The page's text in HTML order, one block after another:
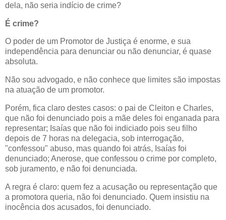
dela, não seria indício de crime?
É crime?
O poder de um Promotor de Justiça é enorme, e sua
independência para denunciar ou não denunciar, é quase
absoluta.
Não sou advogado, e não conhece que limites são impostas
na atuação de um promotor.
Porém, fica claro destes casos: o pai de Cleiton e Charles,
que não foi denunciado pois a mãe deles foi enganada para
representar; Isaías que não foi indiciado pois seu filho
depois de 7 horas na delegacia, sob interrogação,
"confessou" abuso, mas quando foi atrás, Isaías foi
denunciado; Anerose, que confessou o crime por completo,
sob juramento, e não foi denunciada.
A regra é claro: quem fez a acusação ou representação que
a promotora queria, não foi denunciado. Quem insistiu na
inocência dos acusados, foi denunciado.